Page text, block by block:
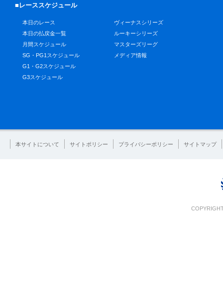
■レーススケジュール
本日のレース
本日の払戻金一覧
月間スケジュール
SG・PG1スケジュール
G1・G2スケジュール
G3スケジュール
ヴィーナスシリーズ
ルーキーシリーズ
マスターズリーグ
メディア情報
本サイトについて サイトポリシー プライバシーポリシー サイトマップ